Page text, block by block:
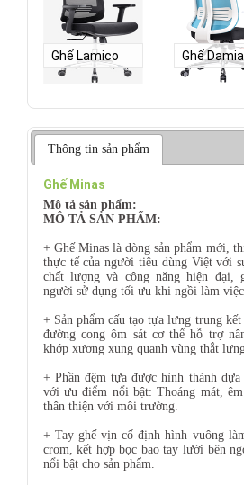
Ghế Lamico Ghế Damia
Thông tin sản phẩm
Ghế Minas
Mô tả sản phẩm:
MÔ TẢ SẢN PHẨM:
+ Ghế Minas là dòng sản phẩm mới,
thực tế của người tiêu dùng Việt với
chất lượng và công năng hiện đại,
người sử dụng tối ưu khi ngồi làm
+ Sản phẩm cấu tạo tựa lưng trung
đường cong ôm sát cơ thể hỗ trợ
khớp xương xung quanh vùng thắt
+ Phần đệm tựa được hình thành
với ưu điểm nổi bật: Thoáng mát,
thân thiện với môi trường.
+ Tay ghế vịn cố định hình vuông
crom, kết hợp bọc bao tay lưới bên
nổi bật cho sản phẩm.